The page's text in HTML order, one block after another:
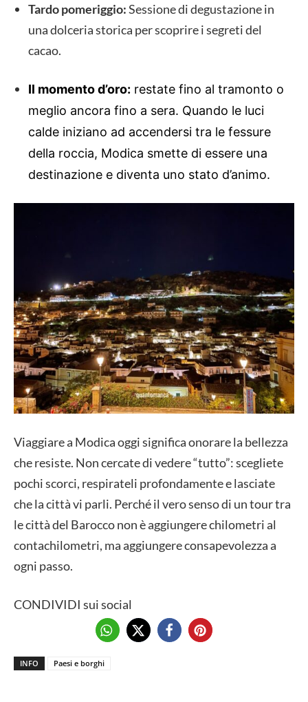
Tardo pomeriggio:Sessione di degustazione in
una dolceria storica per scoprire i segreti del
cacao.
Il momento d’oro: restate fino al tramonto o
meglio ancora fino a sera. Quando le luci
calde iniziano ad accendersi tra le fessure
della roccia, Modica smette di essere una
destinazione e diventa uno stato d’animo.
Viaggiare a Modica oggi significa onorare la bellezza
che resiste. Non cercate di vedere “tutto”: scegliete
pochi scorci, respirateli profondamente e lasciate
che la città vi parli. Perché il vero senso di un tour tra
le città del Barocco non è aggiungere chilometri al
contachilometri, ma aggiungere consapevolezza a
ogni passo.
CONDIVIDI sui social
INFO Paesi e borghi